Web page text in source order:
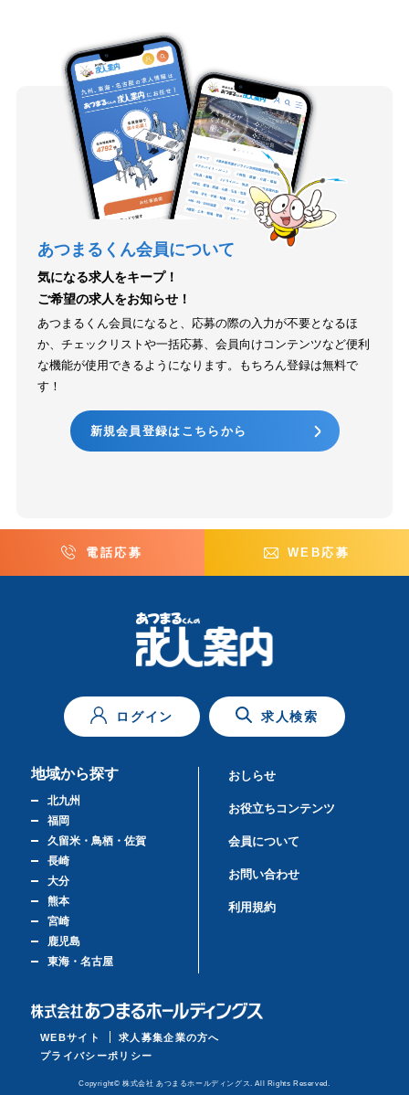
電話応募 WEB応募
あつまるくん会員について
気になる求人をキープ！
ご希望の求人をお知らせ！
あつまるくん会員になると、応募の際の入力が不要となるほ
か、チェックリストや一括応募、会員向けコンテンツなど便利
な機能が使用できるようになります。もちろん登録は無料で
す！
新規会員登録はこちらから
ログイン 求人検索
地域から探す
北九州
福岡
久留米・鳥栖・佐賀
長崎
大分
熊本
宮崎
鹿児島
東海・名古屋
おしらせ
お役立ちコンテンツ
会員について
お問い合わせ
利用規約
WEBサイト
求人募集企業の方へ
プライバシーポリシー
Copyright© 株式会社 あつまるホールディングス. All Rights Reserved.